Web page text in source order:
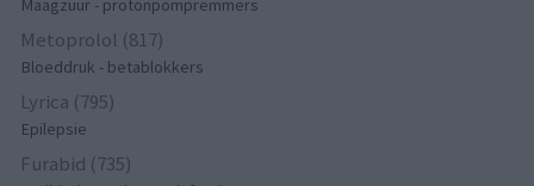
Maagzuur - protonpompremmers
Metoprolol (817)
Bloeddruk - betablokkers
Lyrica (795)
Epilepsie
Furabid (735)